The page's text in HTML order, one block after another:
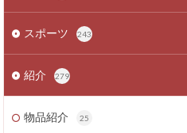
スポーツ 243
紹介 279
物品紹介 25